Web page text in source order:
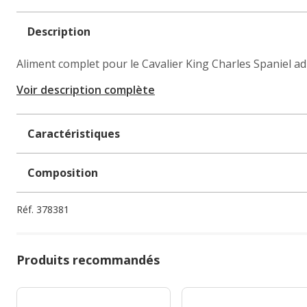
Description
Aliment complet pour le Cavalier King Charles Spaniel
Voir description complète
Caractéristiques
Composition
Réf. 378381
Produits recommandés